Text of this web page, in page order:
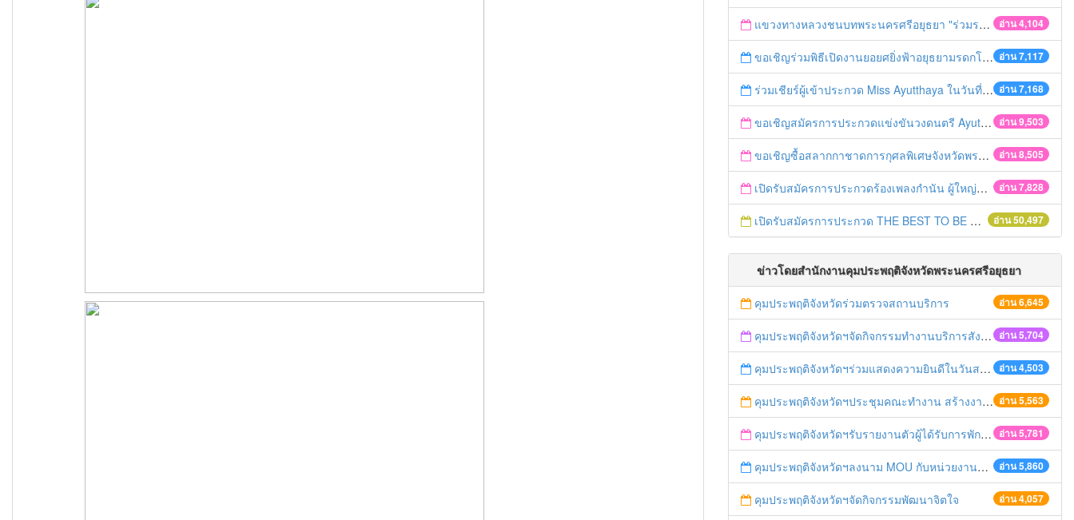
อ่าน 4,104
แขวงทางหลวงชนบทพระนครศรีอยุธยา "ร่วมรณรงค์ ขับช้า เปิดไฟหน้า คาดเข็มขัด" เทศกาลสงกรานต์ ปี 2561
อ่าน 7,117
ขอเชิญร่วมพิธีเปิดงานยอยศยิ่งฟ้าอยุธยามรดกโลก
อ่าน 7,168
ร่วมเชียร์ผู้เข้าประกวด Miss Ayutthaya ในวันที่ 15 ธันวาคม 2560
อ่าน 9,503
ขอเชิญสมัครการประกวดแข่งขันวงดนตรี Ayutthaya battle of the bands
อ่าน 8,505
ขอเชิญซื้อสลากกาชาดการกุศลพิเศษจังหวัดพระนครศรีอยุธยา 2560
อ่าน 7,828
เปิดรับสมัครการประกวดร้องเพลงกำนัน ผู้ใหญ่บ้าน ฯลฯ
อ่าน 50,497
เปิดรับสมัครการประกวด THE BEST TO BE NUMBER ONE
ข่าวโดยสำนักงานคุมประพฤติจังหวัดพระนครศรีอยุธยา
อ่าน 6,645
คุมประพฤติจังหวัดร่วมตรวจสถานบริการ
อ่าน 5,704
คุมประพฤติจังหวัดฯจัดกิจกรรมทำงานบริการสังคม
อ่าน 4,503
คุมประพฤติจังหวัดฯร่วมแสดงความยินดีในวันสถาปนา ศปภอ.ทบ.๑
อ่าน 5,563
คุมประพฤติจังหวัดฯประชุมคณะทำงาน สร้างงาน สร้างอาชีพ
อ่าน 5,781
คุมประพฤติจังหวัดฯรับรายงานตัวผู้ได้รับการพักการลงโทษ
อ่าน 5,860
คุมประพฤติจังหวัดฯลงนาม MOU กับหน่วยงานภาคี
อ่าน 4,057
คุมประพฤติจังหวัดฯจัดกิจกรรมพัฒนาจิตใจ